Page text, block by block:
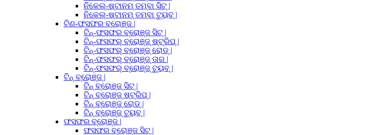
ନିକେଲ୍-ଷ୍ଟାନମ୍ ତମ୍ବା ସିଟ୍ |
ନିକେଲ୍-ଷ୍ଟାନମ୍ ତମ୍ବା ଟ୍ୟୁବ୍ |
ଟିଣ-ଫସଫର ବ୍ରୋଞ୍ଜ |
ଟିନ୍-ଫସଫର ବ୍ରୋଞ୍ଜ ସିଟ୍ |
ଟିନ୍-ଫସଫର୍ ବ୍ରୋଞ୍ଜ୍ ଷ୍ଟ୍ରିପ୍ |
ଟିନ୍-ଫସଫର୍ ବ୍ରୋଞ୍ଜ୍ ରୋଡ୍ |
ଟିନ୍-ଫସଫର୍ ବ୍ରୋଞ୍ଜ୍ ତାର |
ଟିନ୍-ଫସଫର୍ ବ୍ରୋଞ୍ଜ୍ ଟ୍ୟୁବ୍ |
ଟିନ୍ ବ୍ରୋଞ୍ଜ୍ |
ଟିନ୍ ବ୍ରୋଞ୍ଜ୍ ସିଟ୍ |
ଟିନ୍ ବ୍ରୋଞ୍ଜ୍ ଷ୍ଟ୍ରିପ୍ |
ଟିନ୍ ବ୍ରୋଞ୍ଜ୍ ରୋଡ୍ |
ଟିନ୍ ବ୍ରୋଞ୍ଜ୍ ଟ୍ୟୁବ୍ |
ଫସଫର ବ୍ରୋଞ୍ଜ |
ଫସଫର ବ୍ରୋଞ୍ଜ ସିଟ୍ |